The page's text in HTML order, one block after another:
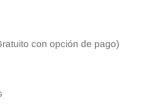
con opción de pago)